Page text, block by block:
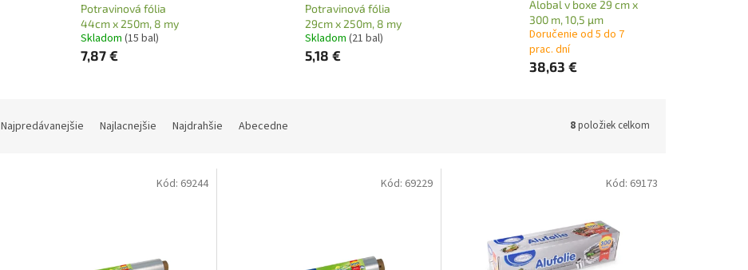
Potravinová fólia
44cm x 250m, 8 my
Skladom (15 bal)
7,87 €
Potravinová fólia
29cm x 250m, 8 my
Skladom (21 bal)
5,18 €
Alobal v boxe 29 cm x
300 m, 10,5 µm
Doručenie od 5 do 7
prac. dní
38,63 €
Najpredávanejšie Najlacnejšie Najdrahšie Abecedne 8položiek celkom
Kód: 69244 Kód: 69229 Kód: 69173